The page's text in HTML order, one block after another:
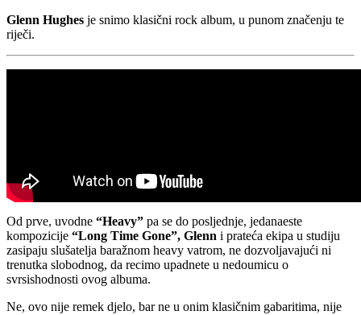
Glenn Hughes je snimo klasični rock album, u punom značenju te
riječi.
Od prve, uvodne “Heavy” pa se do posljednje, jedanaeste
kompozicije “Long Time Gone”, Glenn i prateća ekipa u studiju
zasipaju slušatelja baražnom heavy vatrom, ne dozvoljavajući ni
trenutka slobodnog, da recimo upadnete u nedoumicu o
svrsishodnosti ovog albuma.
Ne, ovo nije remek djelo, bar ne u onim klasičnim gabaritima, nije